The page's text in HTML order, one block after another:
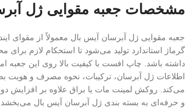
مشخصات جعبه مقوایی ژل
جعبه مقوایی ژل آبرسان آیس بال معمولاً از مقوای
گرماژ استاندارد تولید می‌شود تا استحکام لازم
داشته باشد. چاپ افست با کیفیت بالا روی این جعبه
اطلاعات ژل آبرسان، ترکیبات، نحوه مصرف و هویت
می‌کند. روکش لمینت مات یا براق علاوه بر افزایش
و حرفه‌ای به بسته‌ بندی ژل آبرسان آیس بال می‌بخشد.